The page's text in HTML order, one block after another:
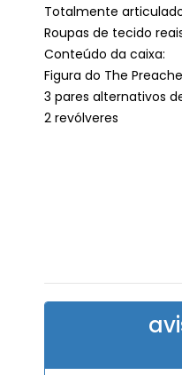
Totalmente
Roupas de tecido
Conteúdo da caixa:
Figura do The
3 pares alternativos
2 revólveres